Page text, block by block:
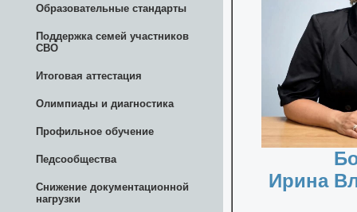
Образовательные стандарты
Поддержка семей участников
СВО
Итоговая аттестация
Олимпиады и диагностика
Профильное обучение
Педсообщества
Снижение документационной
нагрузки